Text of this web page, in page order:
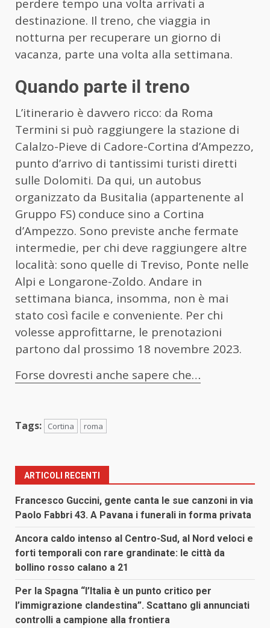
perdere tempo una volta arrivati a
destinazione. Il treno, che viaggia in
notturna per recuperare un giorno di
vacanza, parte una volta alla settimana.
Quando parte il treno
L’itinerario è davvero ricco: da Roma
Termini si può raggiungere la stazione di
Calalzo-Pieve di Cadore-Cortina d’Ampezzo,
punto d’arrivo di tantissimi turisti diretti
sulle Dolomiti. Da qui, un autobus
organizzato da Busitalia (appartenente al
Gruppo FS) conduce sino a Cortina
d’Ampezzo. Sono previste anche fermate
intermedie, per chi deve raggiungere altre
località: sono quelle di Treviso, Ponte nelle
Alpi e Longarone-Zoldo. Andare in
settimana bianca, insomma, non è mai
stato così facile e conveniente. Per chi
volesse approfittarne, le prenotazioni
partono dal prossimo 18 novembre 2023.
Forse dovresti anche sapere che…
Tags: Cortina roma
ARTICOLI RECENTI
Francesco Guccini, gente canta le sue canzoni in via
Paolo Fabbri 43. A Pavana i funerali in forma privata
Ancora caldo intenso al Centro-Sud, al Nord veloci e
forti temporali con rare grandinate: le città da
bollino rosso calano a 21
Per la Spagna “l’Italia è un punto critico per
l’immigrazione clandestina”. Scattano gli annunciati
controlli a campione alla frontiera